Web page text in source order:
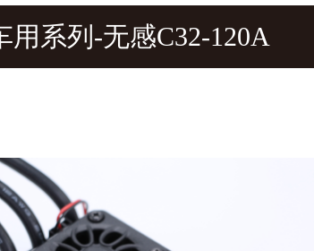
用系列-无感C32-120A